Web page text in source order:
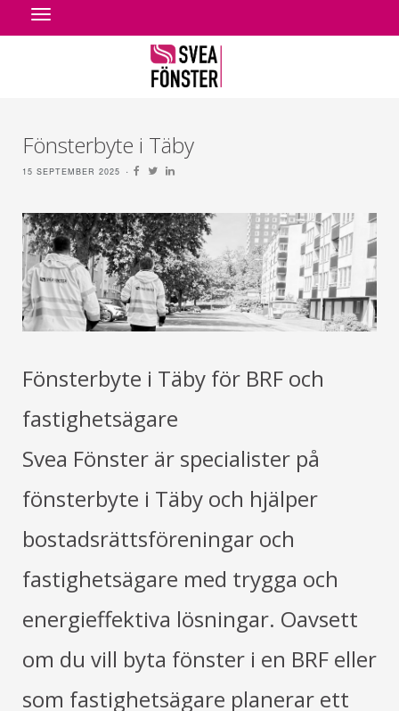
Toggle
navigation
Fönsterbyte i Täby
15 SEPTEMBER 2025
Fönsterbyte i Täby för BRF och
fastighetsägare
Svea Fönster är specialister på
fönsterbyte i Täby och hjälper
bostadsrättsföreningar och
fastighetsägare med trygga och
energieffektiva lösningar. Oavsett
om du vill byta fönster i en BRF eller
som fastighetsägare planerar ett